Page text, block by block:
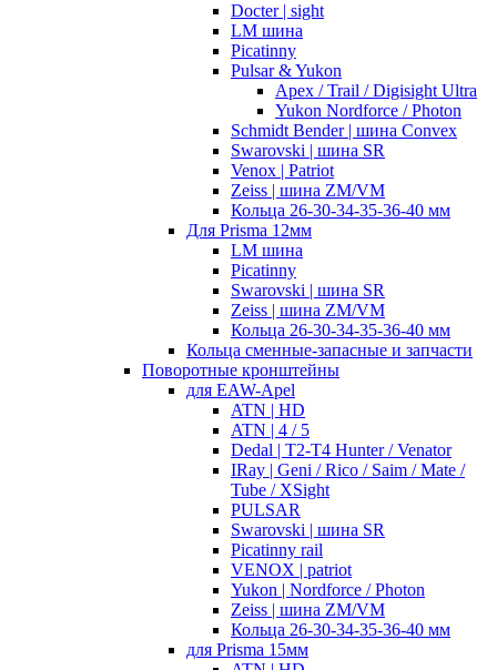
Docter | sight
LM шина
Picatinny
Pulsar & Yukon
Apex / Trail / Digisight Ultra
Yukon Nordforce / Photon
Schmidt Bender | шина Convex
Swarovski | шина SR
Venox | Patriot
Zeiss | шина ZM/VM
Кольца 26-30-34-35-36-40 мм
Для Prisma 12мм
LM шина
Picatinny
Swarovski | шина SR
Zeiss | шина ZM/VM
Кольца 26-30-34-35-36-40 мм
Кольца сменные-запасные и запчасти
Поворотные кронштейны
для EAW-Apel
ATN | HD
ATN | 4 / 5
Dedal | T2-T4 Hunter / Venator
IRay | Geni / Rico / Saim / Mate /
Tube / XSight
PULSAR
Swarovski | шина SR
Picatinny rail
VENOX | patriot
Yukon | Nordforce / Photon
Zeiss | шина ZM/VM
Кольца 26-30-34-35-36-40 мм
для Prisma 15мм